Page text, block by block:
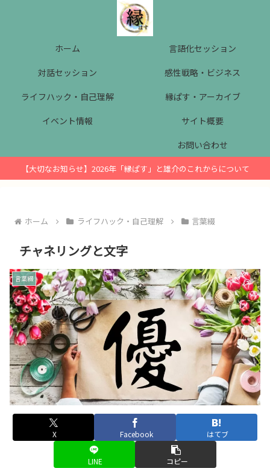
ホーム
言語化セッション
対話セッション
感性戦略・ビジネス
ライフハック・自己理解
縁ぱす・アーカイブ
イベント情報
サイト概要
お問い合わせ
【大切なお知らせ】2026年「縁ぱす」と雄介のこれからについて
ホーム ライフハック・自己理解 言葉綴
チャネリングと文字
言葉綴
X Facebook はてブ
LINE コピー